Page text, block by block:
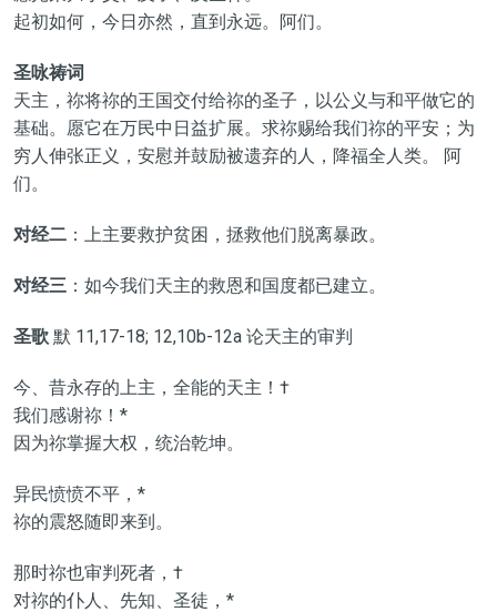
起初如何，今日亦然，直到永远。阿们。
圣咏祷词
天主，祢将祢的王国交付给祢的圣子，以公义与和平做它的
基础。愿它在万民中日益扩展。求祢赐给我们祢的平安；为
穷人伸张正义，安慰并鼓励被遗弃的人，降福全人类。 阿
们。
对经二：上主要救护贫困，拯救他们脱离暴政。
对经三 ：如今我们天主的救恩和国度都已建立。
圣歌默 11,17-18; 12,10b-12a 论天主的审判
今、昔永存的上主，全能的天主！†
我们感谢祢！*
因为祢掌握大权，统治乾坤。
异民愤愤不平，*
祢的震怒随即来到。
那时祢也审判死者，†
对祢的仆人、先知、圣徒，*